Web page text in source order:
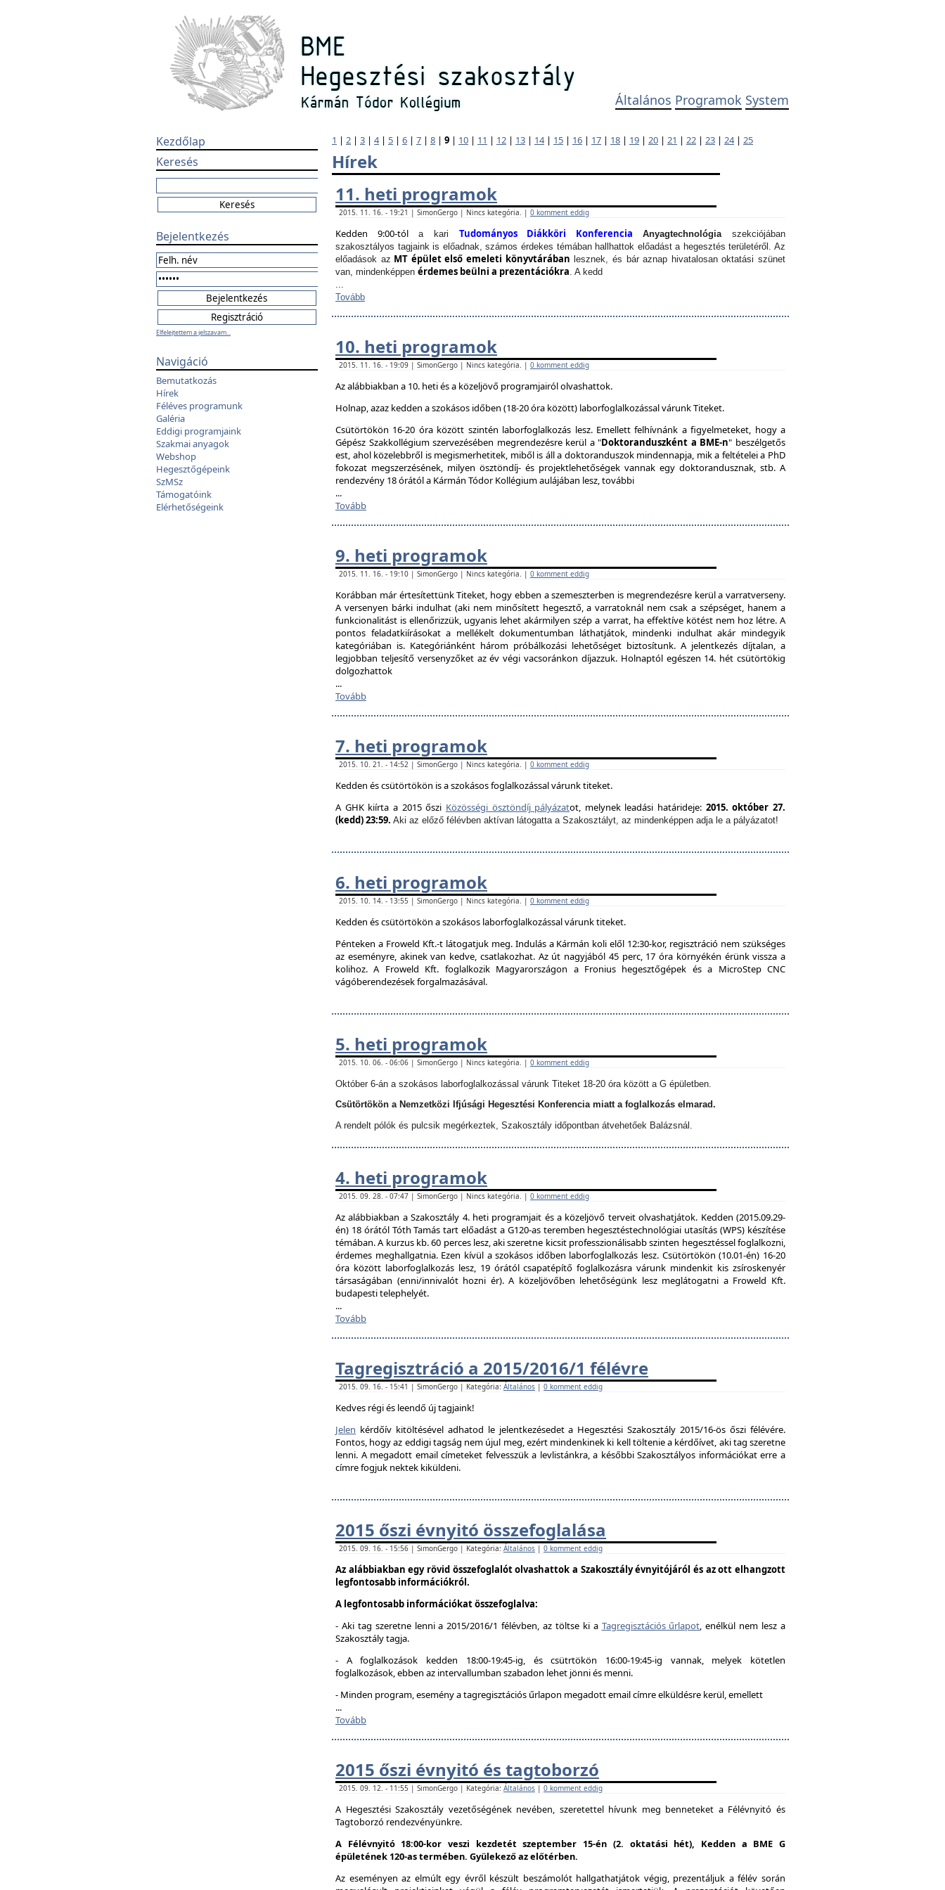
Általános Programok System
Kezdőlap
Keresés
Bejelentkezés
Elfelejtettem a jelszavam...
Navigáció
Bemutatkozás
Hírek
Féléves programunk
Galéria
Eddigi programjaink
Szakmai anyagok
Webshop
Hegesztőgépeink
SzMSz
Támogatóink
Elérhetőségeink
1 | 2 | 3 | 4| 5 | 6 | 7 | 8 | 9 | 10 | 11 | 12 | 13 | 14| 15 | 16 | 17 | 18 | 19 | 20 | 21 | 22 | 23 | 24| 25
Hírek
11. heti programok
2015. 11. 16. - 19:21 | SimonGergo | Nincs kategória. | 0 komment eddig
Kedden 9:00-tól a kari Tudományos Diákköri Konferencia Anyagtechnológiaszekciójában
szakosztályos tagjaink is előadnak, számos érdekes témában hallhattok előadást a hegesztés területéről. Az
előadások az MT épület első emeleti könyvtárában lesznek, és bár aznap hivatalosan oktatási szünet
van, mindenképpen érdemes beülni a prezentációkra. A kedd
...
Tovább
10. heti programok
2015. 11. 16. - 19:09 | SimonGergo | Nincs kategória. | 0 komment eddig
Az alábbiakban a 10. heti és a közeljövő programjairól olvashattok.
Holnap, azaz kedden a szokásos időben (18-20 óra között) laborfoglalkozással várunk Titeket.
Csütörtökön 16-20 óra között szintén laborfoglalkozás lesz. Emellett felhívnánk a figyelmeteket, hogy a
Gépész Szakkollégium szervezésében megrendezésre kerül a "Doktoranduszként a BME-n" beszélgetős
est, ahol közelebbről is megismerhetitek, miből is áll a doktoranduszok mindennapja, mik a feltételei a PhD
fokozat megszerzésének, milyen ösztöndíj- és projektlehetőségek vannak egy doktorandusznak, stb. A
rendezvény 18 órától a Kármán Tódor Kollégium aulájában lesz, további
...
Tovább
9. heti programok
2015. 11. 16. - 19:10 | SimonGergo | Nincs kategória. | 0 komment eddig
Korábban már értesítettünk Titeket, hogy ebben a szemeszterben is megrendezésre kerül a varratverseny.
A versenyen bárki indulhat (aki nem minősített hegesztő, a varratoknál nem csak a szépséget, hanem a
funkcionalitást is ellenőrizzük, ugyanis lehet akármilyen szép a varrat, ha effektíve kötést nem hoz létre. A
pontos feladatkiírásokat a mellékelt dokumentumban láthatjátok, mindenki indulhat akár mindegyik
kategóriában is. Kategóriánként három próbálkozási lehetőséget biztosítunk. A jelentkezés díjtalan, a
legjobban teljesítő versenyzőket az év végi vacsoránkon díjazzuk. Holnaptól egészen 14. hét csütörtökig
dolgozhattok
...
Tovább
7. heti programok
2015. 10. 21. - 14:52 | SimonGergo | Nincs kategória. | 0 komment eddig
Kedden és csütörtökön is a szokásos foglalkozással várunk titeket.
A GHK kiírta a 2015 őszi Közösségi ösztöndíj pályázatot, melynek leadási határideje: 2015. október 27.
(kedd) 23:59. Aki az előző félévben aktívan látogatta a Szakosztályt, az mindenképpen adja le a pályázatot!
6. heti programok
2015. 10. 14. - 13:55 | SimonGergo | Nincs kategória. | 0 komment eddig
Kedden és csütörtökön a szokásos laborfoglalkozással várunk titeket.
Pénteken a Froweld Kft.-t látogatjuk meg. Indulás a Kármán koli elől 12:30-kor, regisztráció nem szükséges
az eseményre, akinek van kedve, csatlakozhat. Az út nagyjából 45 perc, 17 óra környékén érünk vissza a
kolihoz. A Froweld Kft. foglalkozik Magyarországon a Fronius hegesztőgépek és a MicroStep CNC
vágóberendezések forgalmazásával.
5. heti programok
2015. 10. 06. - 06:06 | SimonGergo | Nincs kategória. | 0 komment eddig
Október 6-án a szokásos laborfoglalkozással várunk Titeket 18-20 óra között a G épületben.
Csütörtökön a Nemzetközi Ifjúsági Hegesztési Konferencia miatt a foglalkozás elmarad.
A rendelt pólók és pulcsik megérkeztek, Szakosztály időpontban átvehetőek Balázsnál.
4. heti programok
2015. 09. 28. - 07:47 | SimonGergo | Nincs kategória. | 0 komment eddig
Az alábbiakban a Szakosztály 4. heti programjait és a közeljövő terveit olvashatjátok. Kedden (2015.09.29-
én) 18 órától Tóth Tamás tart előadást a G120-as teremben hegesztéstechnológiai utasítás (WPS) készítése
témában. A kurzus kb. 60 perces lesz, aki szeretne kicsit professzionálisabb szinten hegesztéssel foglalkozni,
érdemes meghallgatnia. Ezen kívül a szokásos időben laborfoglalkozás lesz. Csütörtökön (10.01-én) 16-20
óra között laborfoglalkozás lesz, 19 órától csapatépítő foglalkozásra várunk mindenkit kis zsíroskenyér
társaságában (enni/innivalót hozni ér). A közeljövőben lehetőségünk lesz meglátogatni a Froweld Kft.
budapesti telephelyét.
...
Tovább
Tagregisztráció a 2015/2016/1 félévre
2015. 09. 16. - 15:41 | SimonGergo | Kategória: Általános | 0 komment eddig
Kedves régi és leendő új tagjaink!
Jelen kérdőív kitöltésével adhatod le jelentkezésedet a Hegesztési Szakosztály 2015/16-ös őszi félévére.
Fontos, hogy az eddigi tagság nem újul meg, ezért mindenkinek ki kell töltenie a kérdőívet, aki tag szeretne
lenni. A megadott email címeteket felvesszük a levlistánkra, a későbbi Szakosztályos információkat erre a
címre fogjuk nektek kiküldeni.
2015 őszi évnyitó összefoglalása
2015. 09. 16. - 15:56 | SimonGergo | Kategória: Általános | 0 komment eddig
Az alábbiakban egy rövid összefoglalót olvashattok a Szakosztály évnyitójáról és az ott elhangzott
legfontosabb információkról.
A legfontosabb információkat összefoglalva:
- Aki tag szeretne lenni a 2015/2016/1 félévben, az töltse ki a Tagregisztációs űrlapot, enélkül nem lesz a
Szakosztály tagja.
- A foglalkozások kedden 18:00-19:45-ig, és csütrtökön 16:00-19:45-ig vannak, melyek kötetlen
foglalkozások, ebben az intervallumban szabadon lehet jönni és menni.
- Minden program, esemény a tagregisztációs űrlapon megadott email címre elküldésre kerül, emellett
...
Tovább
2015 őszi évnyitó és tagtoborzó
2015. 09. 12. - 11:55 | SimonGergo | Kategória: Általános | 0 komment eddig
A Hegesztési Szakosztály vezetőségének nevében, szeretettel hívunk meg benneteket a Félévnyitó és
Tagtoborzó rendezvényünkre.
A Félévnyitó 18:00-kor veszi kezdetét szeptember 15-én (2. oktatási hét), Kedden a BME G
épületének 120-as termében. Gyülekező az előtérben.
Az eseményen az elmúlt egy évről készült beszámolót hallgathatjátok végig, prezentáljuk a félév során